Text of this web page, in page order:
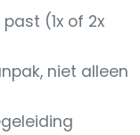
(1x of 2x
niet alleen